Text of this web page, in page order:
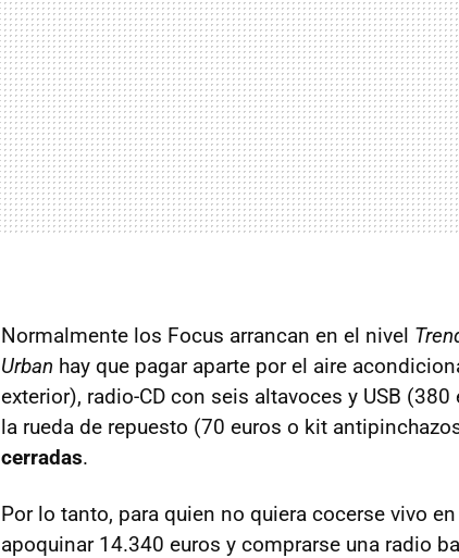
Normalmente los Focus arrancan en el nivel
Urban hay que pagar aparte por el aire
exterior), radio-CD con seis altavoces y USB (380
la rueda de repuesto (70 euros o kit
cerradas.
Por lo tanto, para quien no quiera cocerse vivo
apoquinar 14.340 euros y comprarse una radio